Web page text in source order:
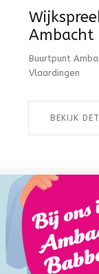
Ambacht
Buurtpunt
Vlaardingen
BEKIJK